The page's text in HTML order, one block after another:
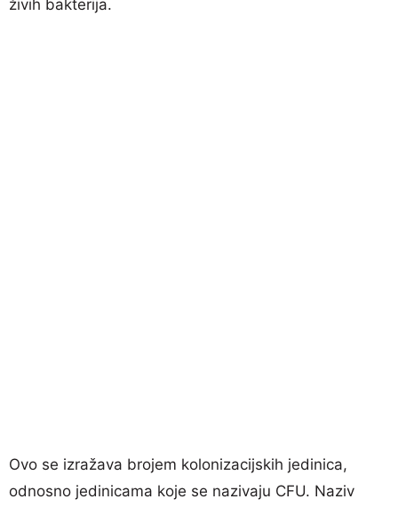
živih bakterija.
Ovo se izražava brojem kolonizacijskih jedinica,
odnosno jedinicama koje se nazivaju CFU. Naziv